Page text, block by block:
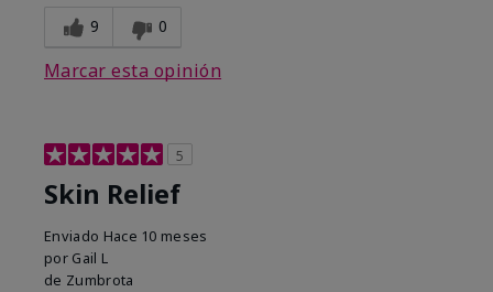
9 0
Marcar esta opinión
5
Skin Relief
Enviado Hace 10 meses
por Gail L
de Zumbrota